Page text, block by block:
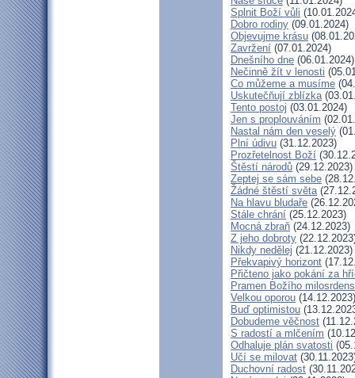
Splnit Boží vůli
Dobro rodiny (09.01.2024)
Objevujme krásu
Zavržení (07.01.2024)
Dnešního dne (06.01.2024)
Nečinně žít v lenosti
Co můžeme a musíme
Uskutečňují zblízka
Tento postoj (03.01.2024)
Jen s proplouváním
Nastal nám den veselý
Plní údivu (31.12.2023)
Prozřetelnost Boží
Štěstí národů (29.12.2023)
Zeptej se sám sebe
Žádné štěstí světa
Na hlavu bludaře
Stále chrání (25.12.2023)
Mocná zbraň (24.12.2023)
Z jeho dobroty
Nikdy nedělej (21.12.2023)
Překvapivý horizont
Přičteno jako pokání za
Pramen Božího
Velkou oporou (14.12.2023)
Buď optimistou
Dobudeme věčnost
S radostí a mlčením
Odhaluje plán svatosti
Učí se milovat
Duchovní radost